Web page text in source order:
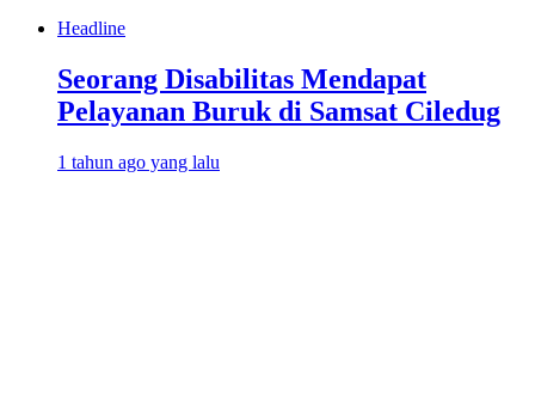
Headline
Seorang Disabilitas Mendapat
Pelayanan Buruk di Samsat Ciledug
1 tahun ago yang lalu